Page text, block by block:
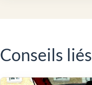
Conseils liés